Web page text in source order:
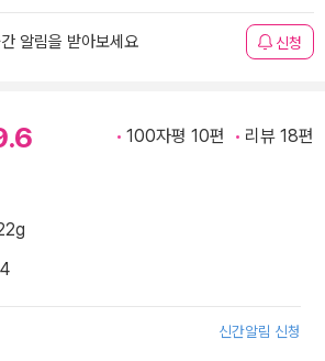
알림을 받아보세요 신청
100자평 10편 리뷰 18편
신간알림 신청